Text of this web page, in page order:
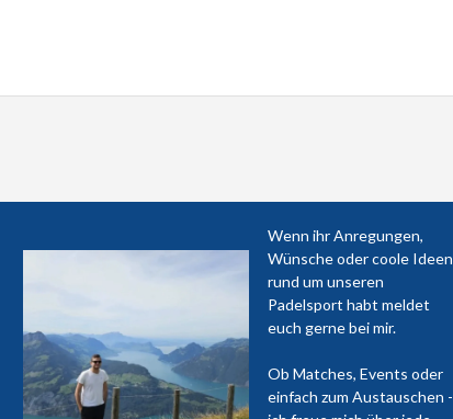
Wenn ihr Anregungen,
Wünsche oder coole Ideen
rund um unseren
Padelsport habt meldet
euch gerne bei mir.
Ob Matches, Events oder
einfach zum Austauschen -